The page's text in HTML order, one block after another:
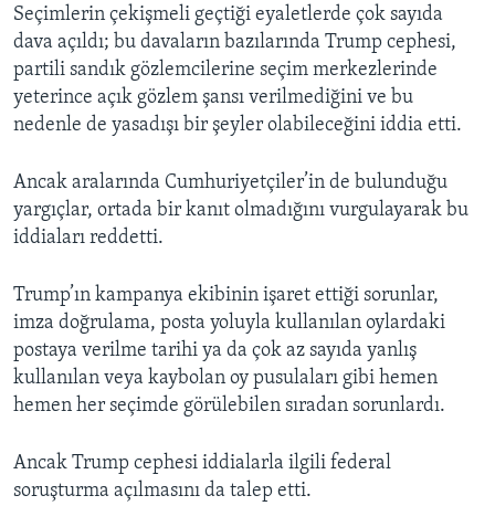
Seçimlerin çekişmeli geçtiği eyaletlerde çok sayıda
dava açıldı; bu davaların bazılarında Trump cephesi,
partili sandık gözlemcilerine seçim merkezlerinde
yeterince açık gözlem şansı verilmediğini ve bu
nedenle de yasadışı bir şeyler olabileceğini iddia etti.
Ancak aralarında Cumhuriyetçiler’in de bulunduğu
yargıçlar, ortada bir kanıt olmadığını vurgulayarak bu
iddiaları reddetti.
Trump’ın kampanya ekibinin işaret ettiği sorunlar,
imza doğrulama, posta yoluyla kullanılan oylardaki
postaya verilme tarihi ya da çok az sayıda yanlış
kullanılan veya kaybolan oy pusulaları gibi hemen
hemen her seçimde görülebilen sıradan sorunlardı.
Ancak Trump cephesi iddialarla ilgili federal
soruşturma açılmasını da talep etti.